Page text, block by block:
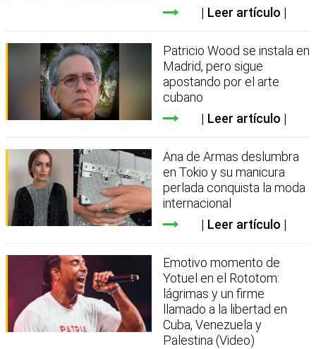
Leer artículo
Patricio Wood se instala en
Madrid, pero sigue
apostando por el arte
cubano
Leer artículo
Ana de Armas deslumbra
en Tokio y su manicura
perlada conquista la moda
internacional
Leer artículo
Emotivo momento de
Yotuel en el Rototom:
lágrimas y un firme
llamado a la libertad en
Cuba, Venezuela y
Palestina (Video)